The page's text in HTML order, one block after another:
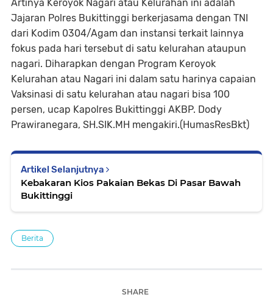
Artinya Keroyok Nagari atau Kelurahan ini adalah
Jajaran Polres Bukittinggi berkerjasama dengan TNI
dari Kodim 0304/Agam dan instansi terkait lainnya
fokus pada hari tersebut di satu kelurahan ataupun
nagari. Diharapkan dengan Program Keroyok
Kelurahan atau Nagari ini dalam satu harinya capaian
Vaksinasi di satu kelurahan atau nagari bisa 100
persen, ucap Kapolres Bukittinggi AKBP. Dody
Prawiranegara, SH.SIK.MH mengakiri.(HumasResBkt)
Artikel Selanjutnya
Kebakaran Kios Pakaian Bekas Di Pasar Bawah
Bukittinggi
Berita
SHARE